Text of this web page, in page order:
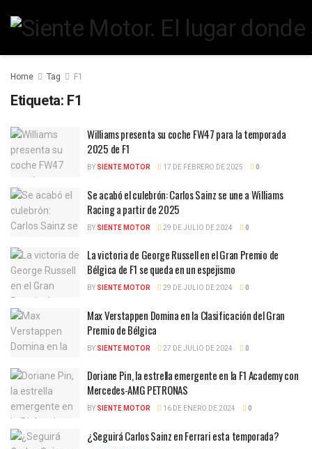
Home Tag F1
Etiqueta: F1
Williams presenta su coche FW47 para la temporada
2025 de F1
BY SIENTE MOTOR 17 DE FEBRERO DE 2025 0
Se acabó el culebrón: Carlos Sainz se une a Williams
Racing a partir de 2025
BY SIENTE MOTOR 29 DE JULIO DE 2024 0
La victoria de George Russell en el Gran Premio de
Bélgica de F1 se queda en un espejismo
BY SIENTE MOTOR 29 DE JULIO DE 2024 0
Max Verstappen Domina en la Clasificación del Gran
Premio de Bélgica
BY SIENTE MOTOR 27 DE JULIO DE 2024 0
Doriane Pin, la estrella emergente en la F1 Academy con
Mercedes-AMG PETRONAS
BY SIENTE MOTOR 16 DE ENERO DE 2024 0
¿Seguirá Carlos Sainz en Ferrari esta temporada?